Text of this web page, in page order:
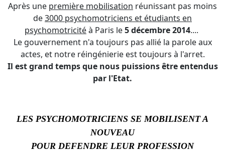
Après une première mobilisation réunissant pas moins
de3000 psychomotriciens et étudiants en
psychomotricitéà Paris le5 décembre 2014....
Le gouvernement n'a toujours pas allié la parole aux
actes, et notre réingénierie est toujours à l'arret.
Il est grand temps que nous puissions être entendus
par l'Etat.
LES PSYCHOMOTRICIENS SE MOBILISENT A
NOUVEAU
POUR DEFENDRE LEUR PROFESSION